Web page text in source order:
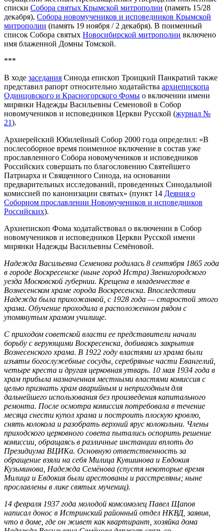
списки Собора святых Крымской митрополии (память 15/28
декабря), Собора новомучеников и исповедников Крымской
митрополии (память 19 ноября / 2 декабря). В поименный
список Собора святых Новосибирской митрополии включено
имя блаженной Домны Томской.
***
В ходе заседания Синода епископ Троицкий Панкратий также
представил рапорт относительно ходатайства архиепископа
Одинцовского и Красногорского Фомы о включении имени
мирянки Надежды Васильевны Семеновой в Собор
новомучеников и исповедников Церкви Русской (журнал №
21).
Архиерейский Юбилейный Собор 2000 года определил: «В
послесоборное время поименное включение в состав уже
прославленного Собора новомучеников и исповедников
Российских совершать по благословению Святейшего
Патриарха и Священного Синода, на основании
предварительных исследований, проведенных Синодальной
комиссией по канонизации святых» (пункт 14 Деяния о
Соборном прославлении Новомучеников и исповедников
Российских).
Архиепископ Фома ходатайствовал о включении в Собор
новомучеников и исповедников Церкви Русской имени
мирянки Надежды Васильевны Семёновой.
Надежда Васильевна Семенова родилась 8 сентября 1865 года
в городе Воскресенске (ныне город Истра) Звенигородского
уезда Московской губернии. Крещена в младенчестве в
Вознесенском храме города Воскресенска. Впоследствии
Надежда была прихожанкой, с 1928 года — старостой этого
храма. Обучение проходила в расположенном рядом с
упомянутым храмом училище.
С приходом советской власти ее представители начали
борьбу с верующими Воскресенска, добиваясь закрытия
Вознесенского храма. В 1922 году властями из храма были
изъяты богослужебные сосуды, серебряные части Евангелий,
четыре креста и другая церковная утварь. 10 мая 1934 года в
храм прибыла назначенная местными властями комиссия с
целью признать храм аварийным и непригодным для
дальнейшего использования без произведения капитального
ремонта. После осмотра комиссия потребовала в течение
месяца снести купол храма и построить плоскую кровлю,
снять колокола и разобрать верхний ярус колокольни. Члены
приходского церковного совета пытались оспорить решение
комиссии, обращаясь в различные инстанции вплоть до
Президиума ВЦИКа. Основную ответственность за
обращение взяли на себя Милица Кувшинова и Евдокия
Кузьминова, Надежда Семёнова (спустя некоторые время
Милица и Евдокия были арестованы и расстреляны; ныне
прославлены в лике святых мучениц).
14 февраля 1937 года молодой комсомолец Павел Щапов
написал донос в Истринский районный отдел НКВД, заявив,
что в доме, где он живет как квартирант, хозяйка дома